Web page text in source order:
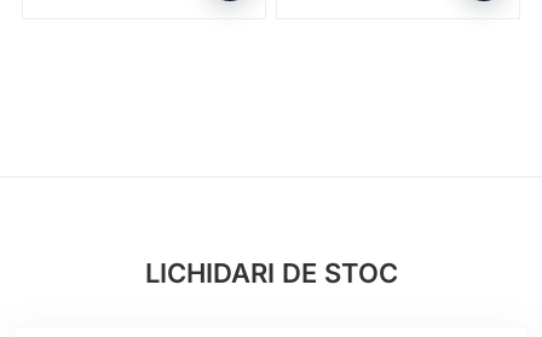
LICHIDARI DE STOC